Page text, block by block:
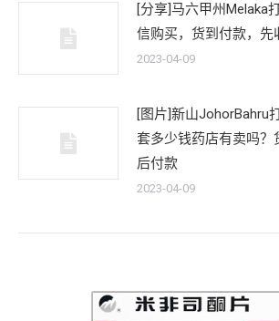
[分享]马六甲州Melaka
信购买，货到付款，先
2023-04-09
[图片]新山JohorBahru
套多少钱药店有卖吗？
后付款
2023-04-09